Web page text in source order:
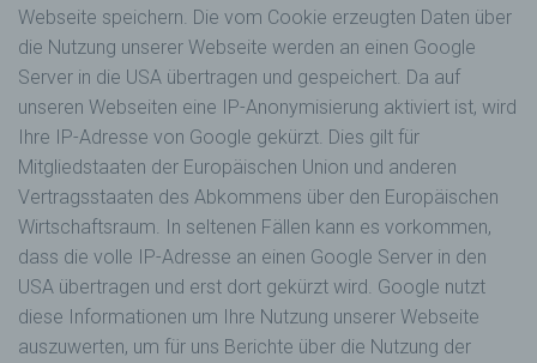
Webseite speichern. Die vom Cookie erzeugten Daten über
die Nutzung unserer Webseite werden an einen Google
Server in die USA übertragen und gespeichert. Da auf
unseren Webseiten eine IP-Anonymisierung aktiviert ist, wird
Ihre IP-Adresse von Google gekürzt. Dies gilt für
Mitgliedstaaten der Europäischen Union und anderen
Vertragsstaaten des Abkommens über den Europäischen
Wirtschaftsraum. In seltenen Fällen kann es vorkommen,
dass die volle IP-Adresse an einen Google Server in den
USA übertragen und erst dort gekürzt wird. Google nutzt
diese Informationen um Ihre Nutzung unserer Webseite
auszuwerten, um für uns Berichte über die Nutzung der